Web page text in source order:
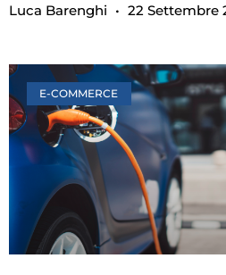
Luca Barenghi 22 Settembre
E-COMMERCE